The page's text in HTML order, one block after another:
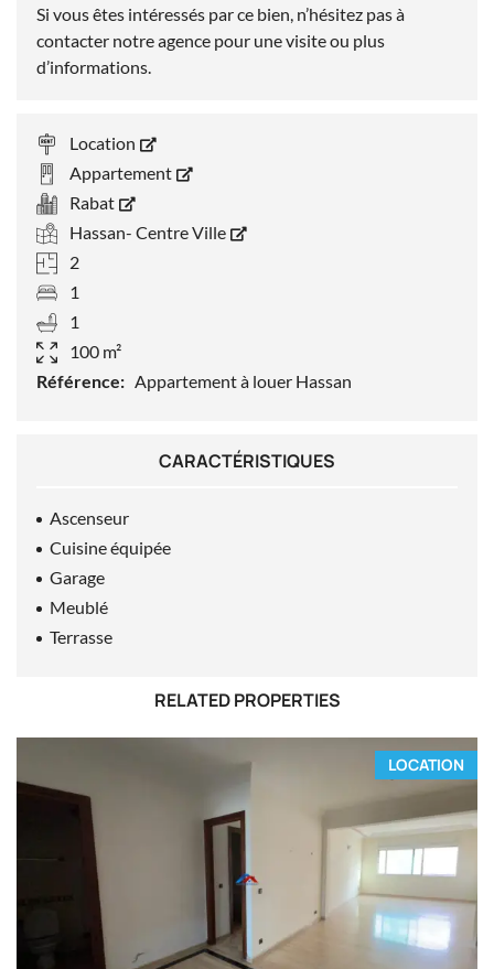
Si vous êtes intéressés par ce bien, n’hésitez pas à
contacter notre agence pour une visite ou plus
d’informations.
Location
Appartement
Rabat
Hassan- Centre Ville
2
1
1
100 m²
Référence: Appartement à louer Hassan
CARACTÉRISTIQUES
Ascenseur
Cuisine équipée
Garage
Meublé
Terrasse
RELATED PROPERTIES
LOCATION